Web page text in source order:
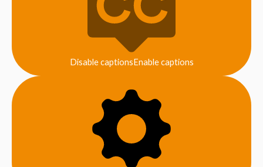
Disable captionsEnable captions